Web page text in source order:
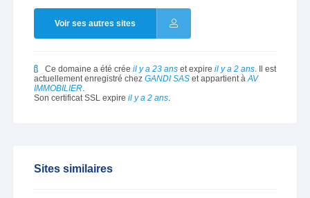
Voir ses autres sites
Ce domaine a été crée il y a 23 anset expire il y a 2 ans. Il est
actuellement enregistré chez GANDI SASet appartient àAV
IMMOBILIER.
Son certificat SSL expire il y a 2 ans.
Sites similaires